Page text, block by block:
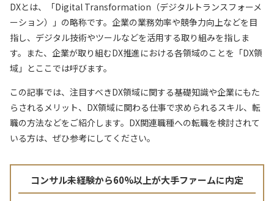
DXとは、「Digital Transformation（デジタルトランスフォーメ
ーション）」の略称です。企業の業務効率や競争力向上などを目
指し、デジタル技術やツールなどを活用する取り組みを指しま
す。また、企業が取り組むDX推進における各領域のことを「DX領
域」とここでは呼びます。
この記事では、注目すべきDX領域に関する基礎知識や企業にもた
らされるメリット、DX領域に関わる仕事で求められるスキル、転
職の方法などをご紹介します。DX関連職種への転職を検討されて
いる方は、ぜひ参考にしてください。
コンサル未経験から60%以上が大手ファームに内定